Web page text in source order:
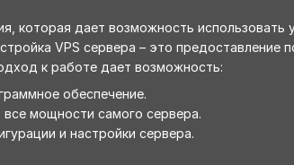
которая дает возможность
VPS сервера – это предоставление
к работе дает возможность:
обеспечение.
мощности самого сервера.
и настройки сервера.